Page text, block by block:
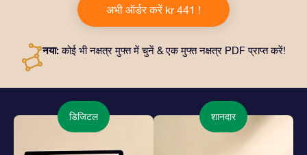
और हमारे ऐप्स का मुफ़्त इस्तेमाल शामिल है। यह दोस्तों और प्रियजनों को
एक हमेशा बरक़रार रहने वाला उपहार पेश करने का जादुई तरीक़ा है।
अभी ऑर्डर करें kr 441 !
नया:कोई भी नक्षत्र मुफ्त में चुनें & एक मुफ्त नक्षत्र PDF प्राप्त करें!
डिजिटल शानदार